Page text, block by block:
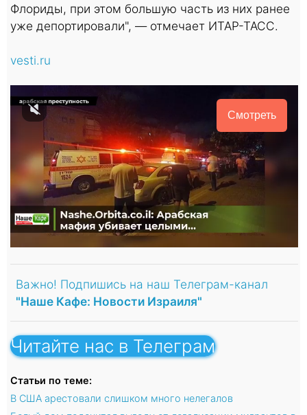
Флориды, при этом большую часть из них ранее
уже депортировали", — отмечает ИТАР-ТАСС.
vesti.ru
Смотреть
Важно! Подпишись на наш Телеграм-канал
"Наше Кафе: Новости Израиля"
Читайте нас в Телеграм
Статьи по теме:
В США арестовали слишком много нелегалов